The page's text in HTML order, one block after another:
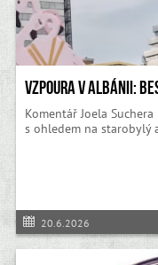
Vzpoura v Albánii:
Komentář Joela
s ohledem na starobylý
20.6.2026